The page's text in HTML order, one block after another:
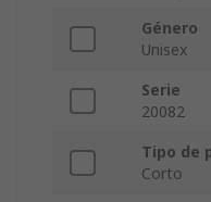
Género
Unisex
Serie
20082
Tipo de
Corto